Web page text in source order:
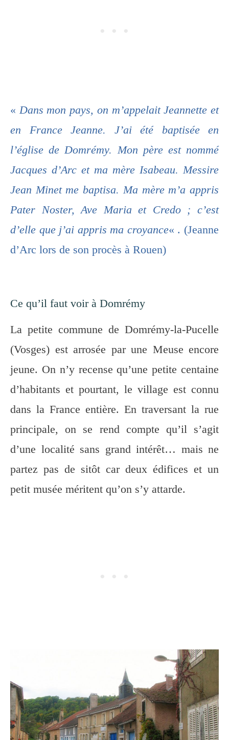
« Dans mon pays, on m’appelait Jeannette et
en France Jeanne. J’ai été baptisée en
l’église de Domrémy. Mon père est nommé
Jacques d’Arc et ma mère Isabeau. Messire
Jean Minet me baptisa. Ma mère m’a appris
Pater Noster, Ave Maria et Credo ; c’est
d’elle que j’ai appris ma croyance« . (Jeanne
d’Arc lors de son procès à Rouen)
Ce qu’il faut voir à Domrémy
La petite commune de Domrémy-la-Pucelle
(Vosges) est arrosée par une Meuse encore
jeune. On n’y recense qu’une petite centaine
d’habitants et pourtant, le village est connu
dans la France entière. En traversant la rue
principale, on se rend compte qu’il s’agit
d’une localité sans grand intérêt… mais ne
partez pas de sitôt car deux édifices et un
petit musée méritent qu’on s’y attarde.